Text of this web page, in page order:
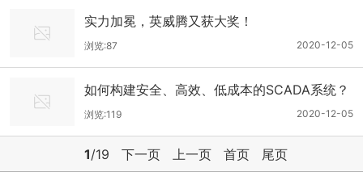
实力加冕，英威腾又获大奖！
2020-12-05
浏览:87
如何构建安全、高效、低成本的SCADA系统？
2020-12-05
浏览:119
1/19 下一页 上一页 首页 尾页